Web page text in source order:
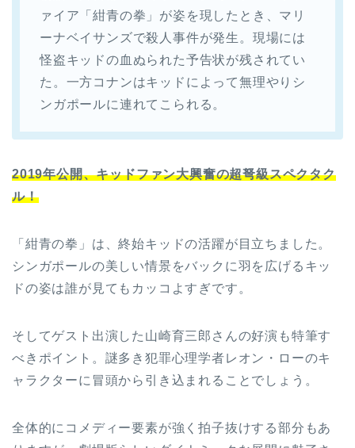
ァイア「紺青の拳」が姿を現したとき、マリ
ーナベイサンズで殺人事件が発生。現場には
怪盗キッドの血ぬられた予告状が残されてい
た。一方コナンはキッドによって無理やりシ
ンガポールに連れてこられる。
2019年公開、キッドファン大興奮の超弩級スペクタク
ル！
「紺青の拳」は、終始キッドの活躍が目立ちました。
シンガポールの美しい情景をバックに羽を広げるキッ
ドの姿は誰が見てもカッコよすぎです。
そしてゲスト出演した山崎育三郎さんの好演も特筆す
べきポイント。謎多き犯罪心理学者レオン・ローのキ
ャラクターに冒頭から引き込まれることでしょう。
全体的にコメディー要素が強く拍子抜けする部分もあ